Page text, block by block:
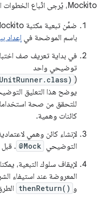
Mockito، يُرجى اتّباع الخطوات التالية: نموذج البرمجة:
ضمِّن تبعية مكتبة Mockito في ملف
باسم الموضحة في إعداد
في بداية تعريف صف
توضيحي واحد
(
للتحقق من صحة
كائنات وهمية.
التوضيحي @Mock . قبل
لإيقاف سلوك التبعية،
المعروضة عند استيفاء
و thenReturn()